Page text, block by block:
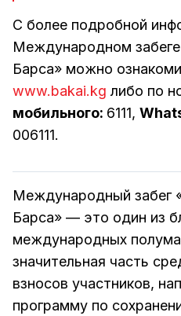
С более подробной
Международном
Барса» можно
www.bakai.kg либо по
мобильного: 6111,
006111.
Международный забег
Барса» — это один из
международных
значительная часть
взносов участников,
программу по